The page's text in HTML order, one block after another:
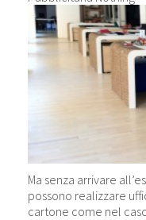
Ma senza arrivare
possono realizzare
cartone come nel